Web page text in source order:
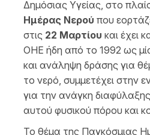
Δημόσιας Υγείας, στο
Ημέρας Νερού που
στις 22 Μαρτίου και έχει
ΟΗΕ ήδη από το 1992 ως
και ανάληψη δράσης για
το νερό, συμμετέχει στην
για την ανάγκη
αυτού φυσικού πόρου και
Το θέμα της Παγκόσμιας